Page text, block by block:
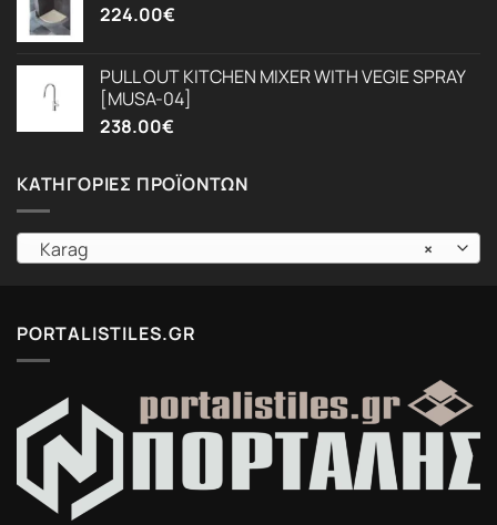
224.00€
PULL OUT KITCHEN MIXER WITH VEGIE SPRAY
[MUSA-04]
238.00€
ΚΑΤΗΓΟΡΊΕΣ ΠΡΟΪΌΝΤΩΝ
×
Karag
PORTALISTILES.GR